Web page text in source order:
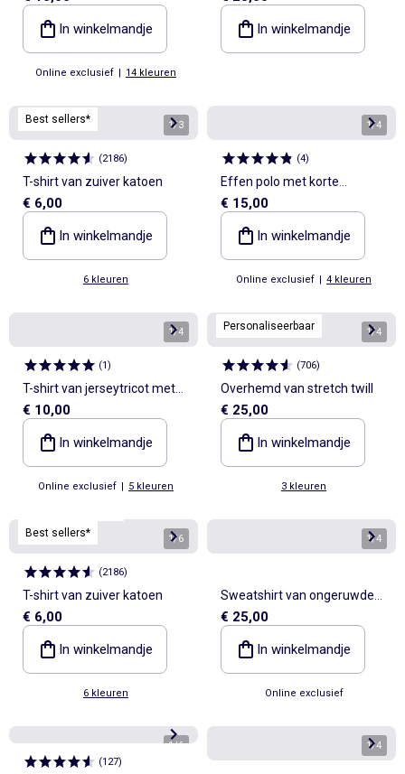
In winkelmandje
Online exclusief | 14 kleuren
In winkelmandje
Best sellers* 1/3
(2186)
T-shirt van zuiver katoen
€ 6,00
In winkelmandje
6 kleuren
1/4
(4)
Effen polo met korte
mouwen
€ 15,00
In winkelmandje
Online exclusief | 4 kleuren
1/4
(1)
T-shirt van jerseytricot met
print en korte mouwen
€ 10,00
In winkelmandje
Online exclusief | 5 kleuren
Personaliseerbaar 1/4
(706)
Overhemd van stretch twill
€ 25,00
In winkelmandje
3 kleuren
Best sellers*
1/6
(2186)
T-shirt van zuiver katoen
€ 6,00
In winkelmandje
6 kleuren
1/4
Sweatshirt van ongeruwde
molton met opdruk
€ 25,00
In winkelmandje
Online exclusief
1/6
(127)
1/4